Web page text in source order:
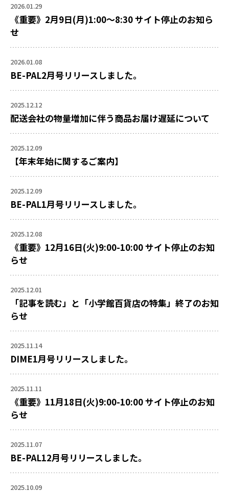
2026.01.29
《重要》2月9日(月)1:00～8:30 サイト停止のお知ら
せ
2026.01.08
BE-PAL2月号リリースしました。
2025.12.12
配送会社の物量増加に伴う商品お届け遅延について
2025.12.09
【年末年始に関するご案内】
2025.12.09
BE-PAL1月号リリースしました。
2025.12.08
《重要》12月16日(火)9:00-10:00 サイト停止のお知
らせ
2025.12.01
「記事を読む」と「小学館百貨店の特集」終了のお知
らせ
2025.11.14
DIME1月号リリースしました。
2025.11.11
《重要》11月18日(火)9:00-10:00 サイト停止のお知
らせ
2025.11.07
BE-PAL12月号リリースしました。
2025.10.09